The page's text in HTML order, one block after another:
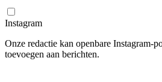
Instagram
Onze redactie kan openbare Instagram-
toevoegen aan berichten.